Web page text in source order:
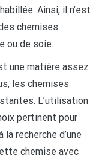
Ainsi, il n’est
chemises
ou de soie.
une matière assez
les chemises
L’utilisation
pertinent pour
recherche d’une
chemise avec